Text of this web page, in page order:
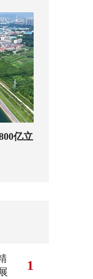
亿立
1